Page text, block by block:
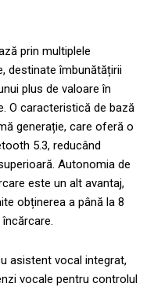
prin multiplele
destinate îmbunătățirii
plus de valoare în
O caracteristică de bază
generație, care oferă o
5.3, reducând
Autonomia de
este un alt avantaj,
obținerea a până la 8
asistent vocal integrat,
vocale pentru controlul